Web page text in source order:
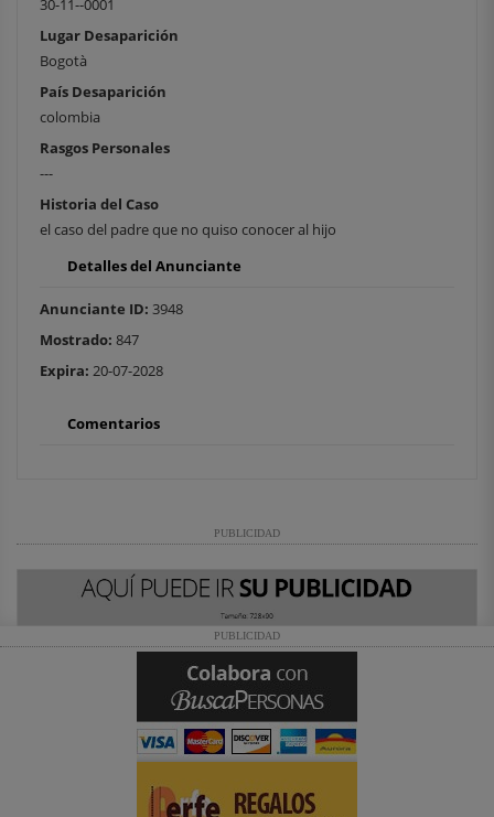
30-11--0001
Lugar Desaparición
Bogotà
País Desaparición
colombia
Rasgos Personales
---
Historia del Caso
el caso del padre que no quiso conocer al hijo
Detalles del Anunciante
Anunciante ID: 3948
Mostrado: 847
Expira: 20-07-2028
Comentarios
PUBLICIDAD
PUBLICIDAD